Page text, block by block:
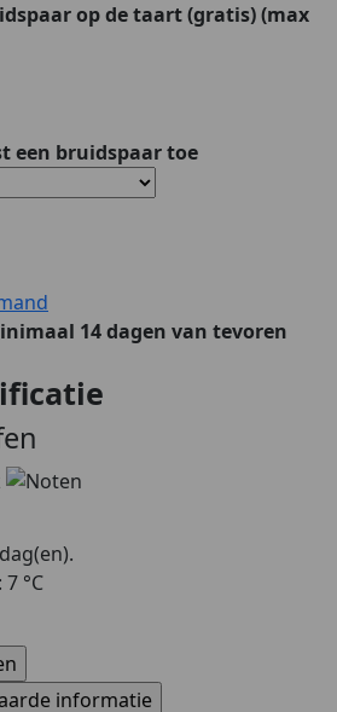
op de taart(gratis)(max
een bruidspaar toe
14 dagen van tevoren
°C